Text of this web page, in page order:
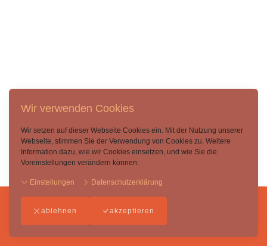
Wir verwenden Cookies
Wir setzen auf dieser Webseite Cookies ein. Mit der Nutzung unserer
Webseite, stimmen Sie der Verwendung von Cookies zu. Weitere
Information dazu, wie wir Cookies einsetzen, und wie Sie die
Voreinstellungen verändern können:
Einstellungen Datenschutzerklärung
ablehnen akzeptieren
Impressum-AGB- Datenschutzerklärung-